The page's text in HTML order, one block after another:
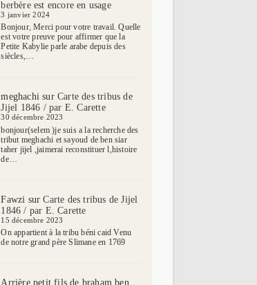
berbère est encore en usage
3 janvier 2024
Bonjour, Merci pour votre travail. Quelle
est votre preuve pour affirmer que la
Petite Kabylie parle arabe depuis des
siècles,…
meghachisur Carte des tribus de
Jijel 1846 / par E. Carette
30 décembre 2023
bonjour(selem )je suis a la recherche des
tribut meghachi et sayoud de ben siar
taher jijel ,jaimerai reconstituer l,histoire
de…
Fawzi surCarte des tribus de Jijel
1846 / par E. Carette
15 décembre 2023
On appartient à la tribu béni caid Venu
de notre grand père Slimane en 1769
Arrière petit fils de braham ben